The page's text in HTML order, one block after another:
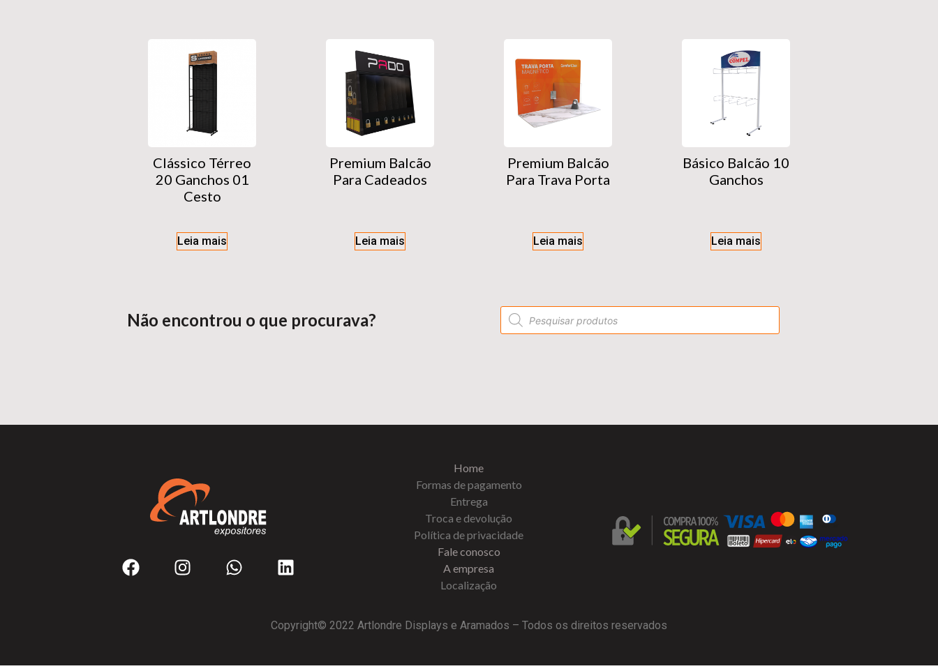
Clássico Térreo
20 Ganchos 01
Cesto
Leia mais
Premium Balcão
Para Cadeados
Leia mais
Premium Balcão
Para Trava Porta
Leia mais
Básico Balcão 10
Ganchos
Leia mais
Não encontrou o que procurava?
Home
Formas de pagamento
Entrega
Troca e devolução
Política de privacidade
Fale conosco
A empresa
Localização
Copyright© 2022 Artlondre Displays e Aramados – Todos os direitos reservados